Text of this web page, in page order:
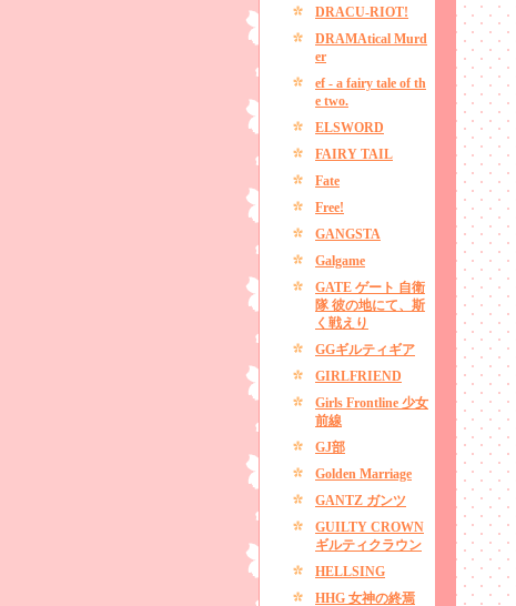
DRACU-RIOT!
DRAMAtical Murd
er
ef - a fairy tale of th
e two.
ELSWORD
FAIRY TAIL
Fate
Free!
GANGSTA
Galgame
GATE ゲート 自衛
隊 彼の地にて、斯
く戦えり
GGギルティギア
GIRLFRIEND
Girls Frontline 少女
前線
GJ部
Golden Marriage
GANTZ ガンツ
GUILTY CROWN
ギルティクラウン
HELLSING
HHG 女神の終焉